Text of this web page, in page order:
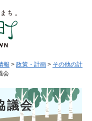
報 > 政策・計画 > その他の計
会
議会